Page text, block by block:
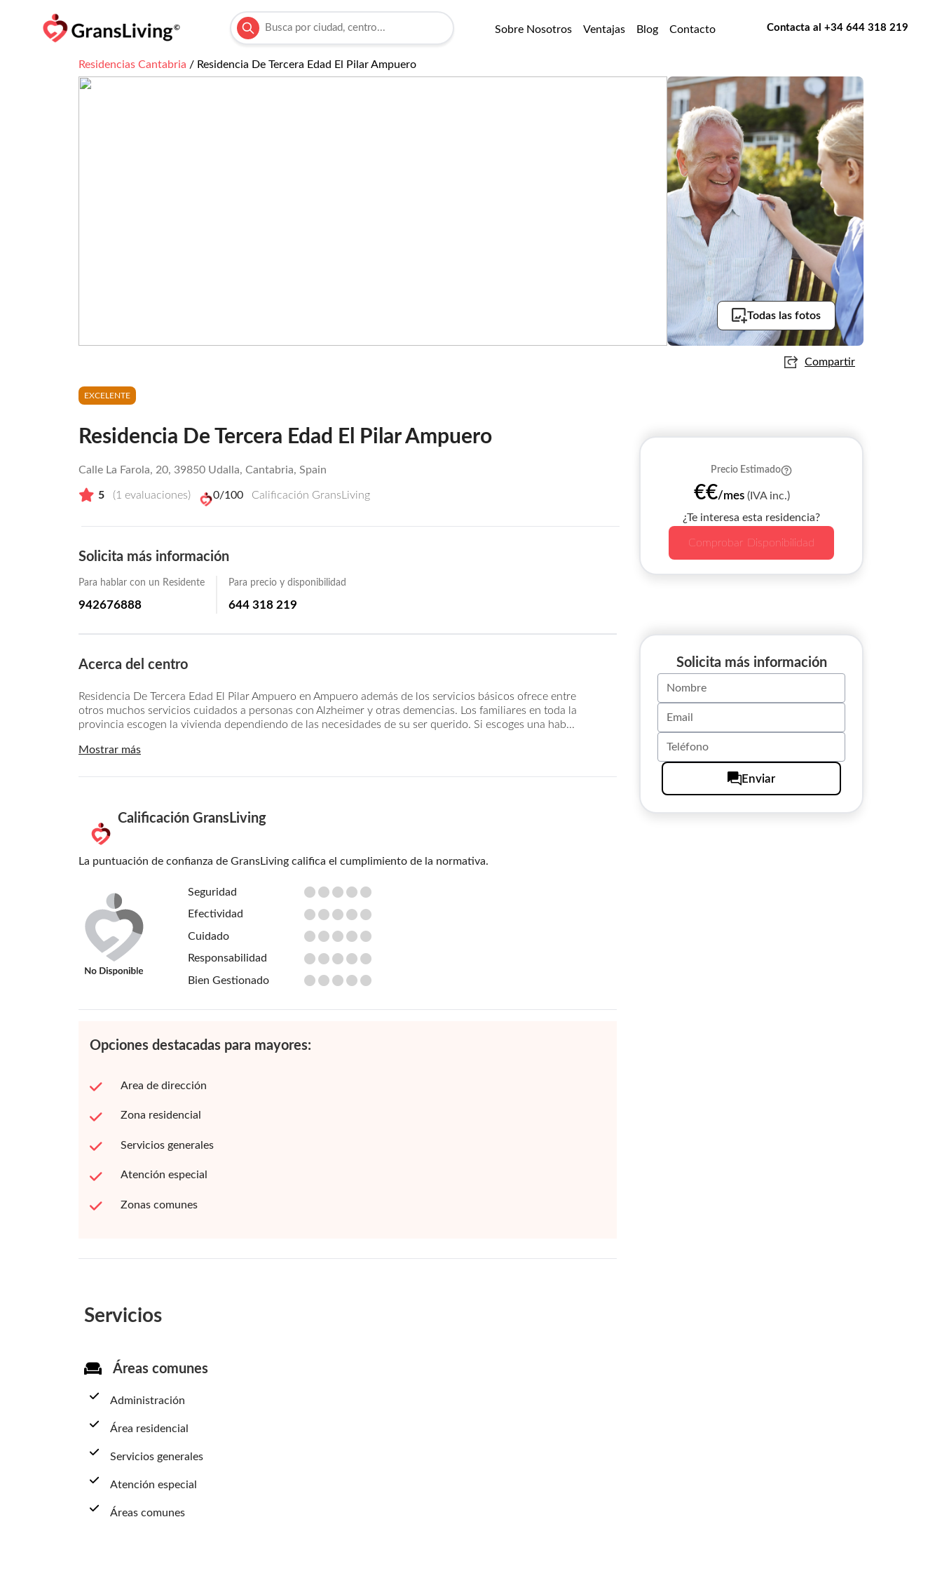
Sobre Nosotros Ventajas Blog Contacto Contacta al +34 644 318 219
Residencias Cantabria / Residencia De Tercera Edad El Pilar Ampuero
Compartir
Todas las fotos
EXCELENTE
Residencia De Tercera Edad El Pilar Ampuero
Calle La Farola, 20, 39850 Udalla, Cantabria, Spain
5 (1 evaluaciones) 0/100 Calificación GransLiving
Precio Estimado
€€/mes (IVA inc.)
¿Te interesa esta residencia?
Comprobar Disponibilidad
Solicita más información
Para hablar con un Residente
942676888
Para precio y disponibilidad
644 318 219
Solicita más información
Enviar
Acerca del centro
Residencia De Tercera Edad El Pilar Ampuero en Ampuero además de los servicios básicos ofrece entre
otros muchos servicios cuidados a personas con Alzheimer y otras demencias. Los familiares en toda la
provincia escogen la vivienda dependiendo de las necesidades de su ser querido. Si escoges una hab...
Mostrar más
Calificación GransLiving
La puntuación de confianza de GransLiving califica el cumplimiento de la normativa.
Seguridad
Efectividad
Cuidado
Responsabilidad
Bien Gestionado
Opciones destacadas para mayores:
Area de dirección
Zona residencial
Servicios generales
Atención especial
Zonas comunes
Servicios
Áreas comunes
Administración
Área residencial
Servicios generales
Atención especial
Áreas comunes